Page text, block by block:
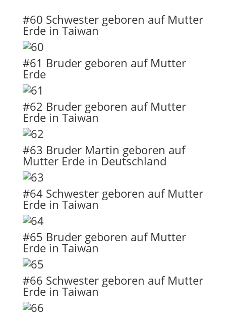
#60 Schwester geboren auf Mutter
Erde in Taiwan
#61 Bruder geboren auf Mutter
Erde
#62 Bruder geboren auf Mutter
Erde in Taiwan
#63 Bruder Martin geboren auf
Mutter Erde in Deutschland
#64 Schwester geboren auf Mutter
Erde in Taiwan
#65 Bruder geboren auf Mutter
Erde in Taiwan
#66 Schwester geboren auf Mutter
Erde in Taiwan